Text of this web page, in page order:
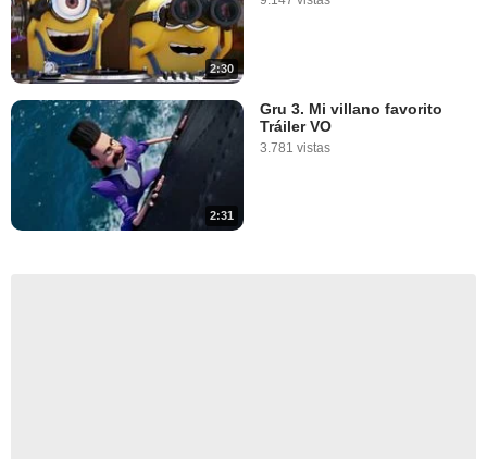
2:30
2:31
Gru 3. Mi villano favorito
Tráiler VO
3.781 vistas